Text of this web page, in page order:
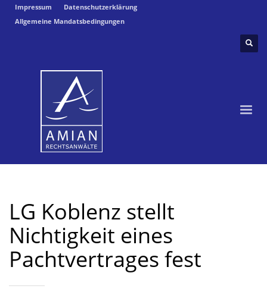
Impressum
Datenschutzerklärung
Allgemeine Mandatsbedingungen
LG Koblenz stellt
Nichtigkeit eines
Pachtvertrages fest